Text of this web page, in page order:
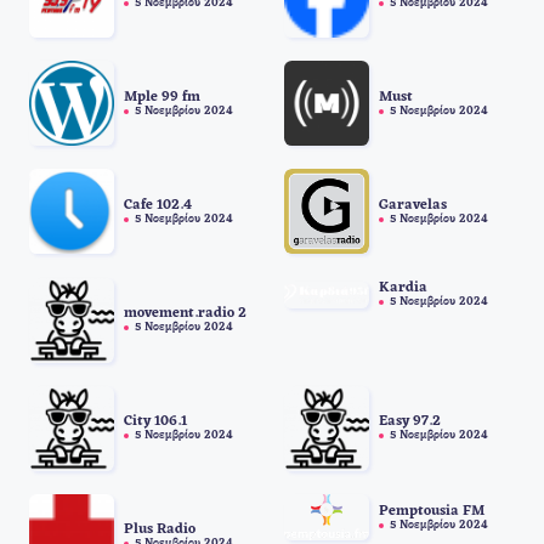
5 Νοεμβρίου 2024 5 Νοεμβρίου 2024
Mple 99 fm
5 Νοεμβρίου 2024
Must
5 Νοεμβρίου 2024
Cafe 102.4
5 Νοεμβρίου 2024
Garavelas
5 Νοεμβρίου 2024
movement.radio 2
5 Νοεμβρίου 2024
Kardia
5 Νοεμβρίου 2024
City 106.1
5 Νοεμβρίου 2024
Easy 97.2
5 Νοεμβρίου 2024
Plus Radio
Pemptousia FM
5 Νοεμβρίου 2024